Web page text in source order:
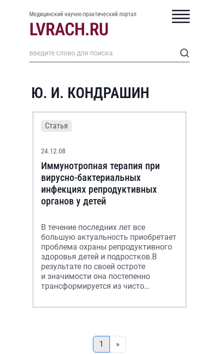
Медицинский научно-практический портал
Ю. И. КОНДРАШИН
Статья
24.12.08
Иммунотропная терапия при
вирусно-бактериальных
инфекциях репродуктивных
органов у детей
В течение последних лет все
большую актуальность приобретает
проблема охраны репродуктивного
здоровья детей и подростков.В
результате по своей остроте
и значимости она постепенно
трансформируется из чисто
1 »